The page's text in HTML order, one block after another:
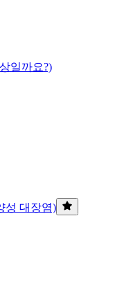
일까요?)
성 대장염)